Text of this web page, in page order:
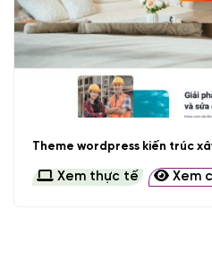
Theme wordpress kiến trúc
Xem thực tế Xem